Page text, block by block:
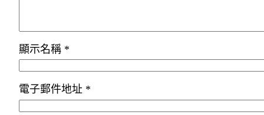
顯示名稱 *
電子郵件地址 *